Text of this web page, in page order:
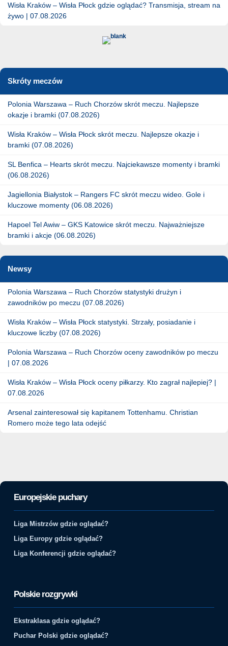
Wisła Kraków – Wisła Płock gdzie oglądać? Transmisja, stream na
żywo | 07.08.2026
Skróty meczów
Polonia Warszawa – Ruch Chorzów skrót meczu. Najlepsze
okazje i bramki (07.08.2026)
Wisła Kraków – Wisła Płock skrót meczu. Najlepsze okazje i
bramki (07.08.2026)
SL Benfica – Hearts skrót meczu. Najciekawsze momenty i bramki
(06.08.2026)
Jagiellonia Białystok – Rangers FC skrót meczu wideo. Gole i
kluczowe momenty (06.08.2026)
Hapoel Tel Awiw – GKS Katowice skrót meczu. Najważniejsze
bramki i akcje (06.08.2026)
Newsy
Polonia Warszawa – Ruch Chorzów statystyki drużyn i
zawodników po meczu (07.08.2026)
Wisła Kraków – Wisła Płock statystyki. Strzały, posiadanie i
kluczowe liczby (07.08.2026)
Polonia Warszawa – Ruch Chorzów oceny zawodników po meczu
| 07.08.2026
Wisła Kraków – Wisła Płock oceny piłkarzy. Kto zagrał najlepiej? |
07.08.2026
Arsenal zainteresował się kapitanem Tottenhamu. Christian
Romero może tego lata odejść
Europejskie puchary
Liga Mistrzów gdzie oglądać?
Liga Europy gdzie oglądać?
Liga Konferencji gdzie oglądać?
Polskie rozgrywki
Ekstraklasa gdzie oglądać?
Puchar Polski gdzie oglądać?